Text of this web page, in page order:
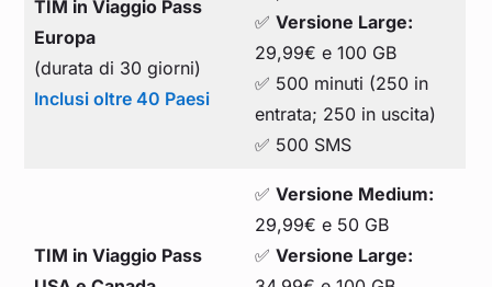
TIM in Viaggio Pass
Europa
(durata di 30 giorni)
Inclusi oltre 40 Paesi
✅Versione Large:
29,99€ e 100 GB
✅ 500 minuti (250 in
entrata; 250 in uscita)
✅ 500 SMS
TIM in Viaggio Pass
✅Versione Medium:
29,99€ e 50 GB
✅Versione Large: